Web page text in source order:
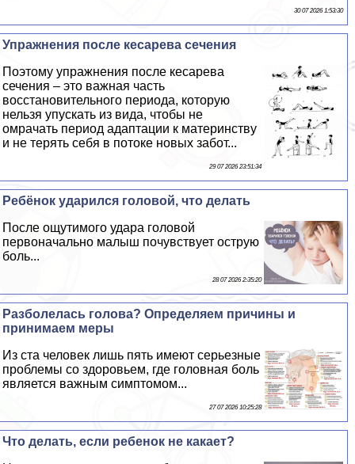
30 07 2026 1:53:30
Упражнения после кесарева сечения
Поэтому упражнения после кесарева
сечения – это важная часть
восстановительного периода, которую
нельзя упускать из вида, чтобы не
омрачать период адаптации к материнству
и не терять себя в потоке новых забот...
29 07 2026 23:51:34
Ребёнок ударился головой, что делать
После ощутимого удара головой
первоначально малыш почувствует острую
боль...
28 07 2026 2:35:20
Разболелась голова? Определяем причины и
принимаем меры
Из ста человек лишь пять имеют серьезные
проблемы со здоровьем, где головная боль
является важным симптомом...
27 07 2026 10:25:28
Что делать, если ребенок не какает?